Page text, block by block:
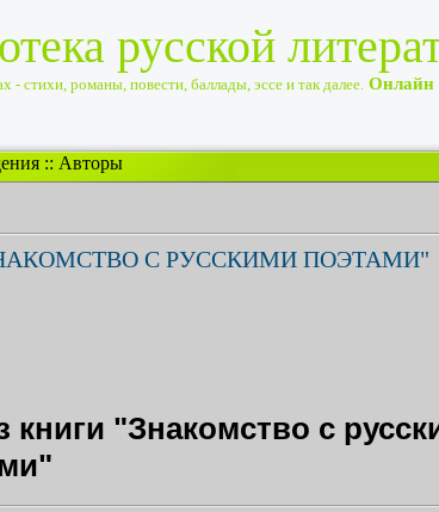
русской
стихи, романы, повести, баллады, эссе и так далее. Онлайн
:: Авторы
С РУССКИМИ ПОЭТАМИ"
"Знакомство с